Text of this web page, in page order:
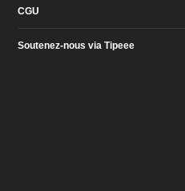
CGU
Soutenez-nous via Tipeee